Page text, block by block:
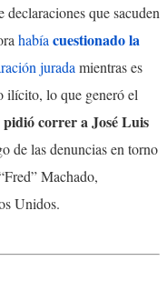
que sacuden
habíacuestionado la
juradamientras es
ilícito, lo que generó el
pidió correr a José Luis
de las denuncias en torno
Machado,
Unidos.